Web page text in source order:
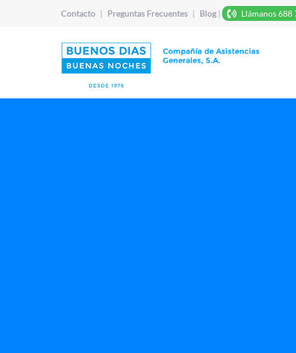
Contacto | Preguntas Frecuentes | Blog| Llámanos 688